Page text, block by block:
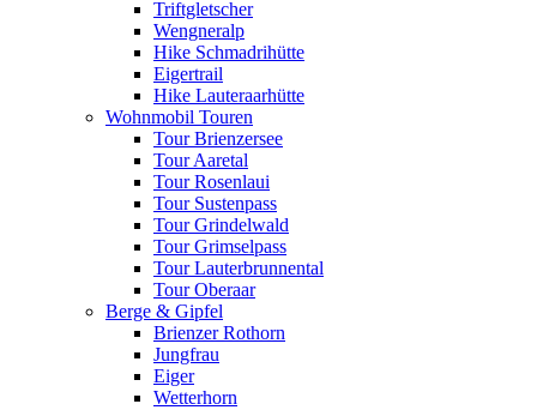
Triftgletscher
Wengneralp
Hike Schmadrihütte
Eigertrail
Hike Lauteraarhütte
Wohnmobil Touren
Tour Brienzersee
Tour Aaretal
Tour Rosenlaui
Tour Sustenpass
Tour Grindelwald
Tour Grimselpass
Tour Lauterbrunnental
Tour Oberaar
Berge & Gipfel
Brienzer Rothorn
Jungfrau
Eiger
Wetterhorn